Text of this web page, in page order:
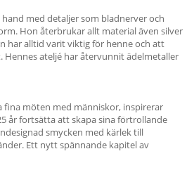
med detaljer som bladnerver och
Hon återbrukar allt material även silver
har alltid varit viktig för henne och att
Hennes ateljé har återvunnit ädelmetaller
fina möten med människor, inspirerar
år fortsätta att skapa sina förtrollande
smycken med kärlek till
Ett nytt spännande kapitel av